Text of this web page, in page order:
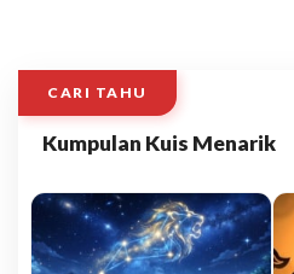
CARI TAHU
Kumpulan Kuis Menarik